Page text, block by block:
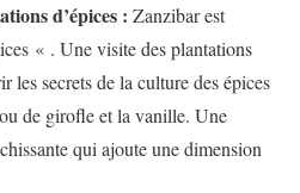
d’épices : Zanzibar est
« . Une visite des plantations
les secrets de la culture des épices
de girofle et la vanille. Une
qui ajoute une dimension